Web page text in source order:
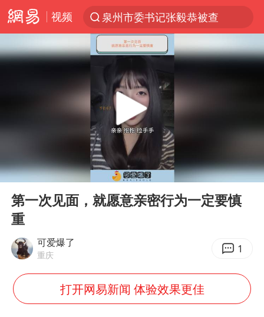
视频
泉州市委书记张毅恭被查
国乒男单横滨冠军赛全军覆没
日本试射“战斧”导弹，国防部回应
台风白海豚中心风力增强
百花奖开幕式
我国外贸延续良好增长态势
今日立秋你咬秋了吗
Play
00:00 00:21
第一次见面，就愿意亲密行为一定要慎
重
可爱爆了
重庆 1
打开网易新闻 体验效果更佳